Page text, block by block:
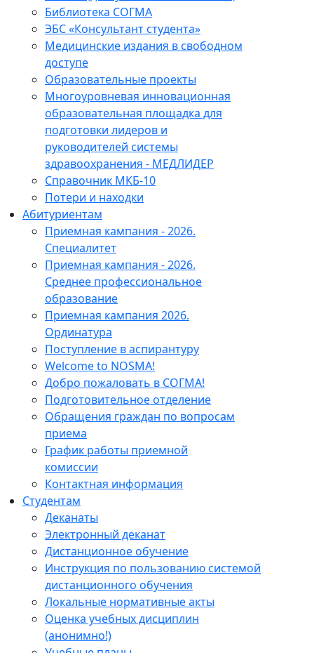
Библиотека СОГМА
ЭБС «Консультант студента»
Медицинские издания в свободном
доступе
Образовательные проекты
Многоуровневая инновационная
образовательная площадка для
подготовки лидеров и
руководителей системы
здравоохранения - МЕДЛИДЕР
Справочник МКБ-10
Потери и находки
Абитуриентам
Приемная кампания - 2026.
Специалитет
Приемная кампания - 2026.
Среднее профессиональное
образование
Приемная кампания 2026.
Ординатура
Поступление в аспирантуру
Welcome to NOSMA!
Добро пожаловать в СОГМА!
Подготовительное отделение
Обращения граждан по вопросам
приема
График работы приемной
комиссии
Контактная информация
Студентам
Деканаты
Электронный деканат
Дистанционное обучение
Инструкция по пользованию системой
дистанционного обучения
Локальные нормативные акты
Оценка учебных дисциплин
(анонимно!)